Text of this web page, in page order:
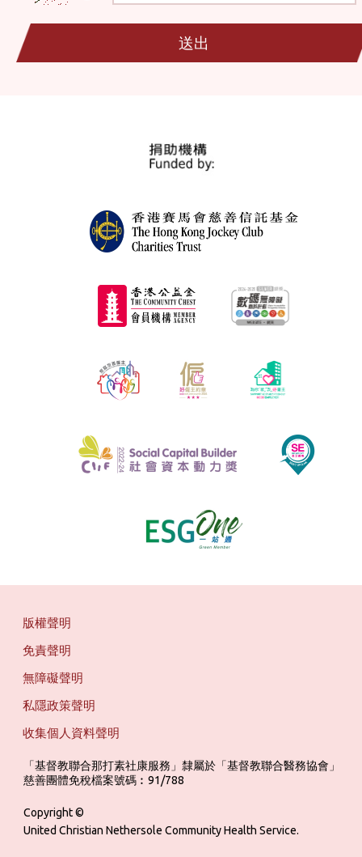
送出
版權聲明
免責聲明
無障礙聲明
私隱政策聲明
收集個人資料聲明
「基督教聯合那打素社康服務」隸屬於「基督教聯合醫務協會」
慈善團體免稅檔案號碼︰91/788
Copyright ©
United Christian Nethersole Community Health Service.